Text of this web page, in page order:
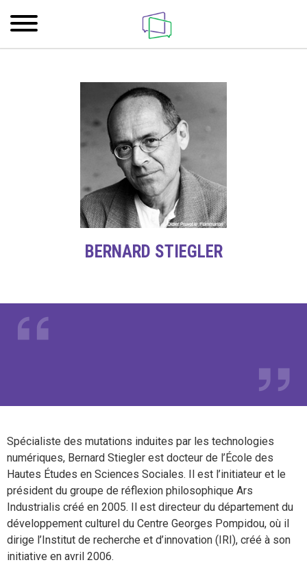
BERNARD STIEGLER
Spécialiste des mutations induites par les technologies
numériques, Bernard Stiegler est docteur de l’École des
Hautes Études en Sciences Sociales. Il est l’initiateur et le
président du groupe de réflexion philosophique Ars
Industrialis créé en 2005. Il est directeur du département du
développement culturel du Centre Georges Pompidou, où il
dirige l’Institut de recherche et d’innovation (IRI), créé à son
initiative en avril 2006.